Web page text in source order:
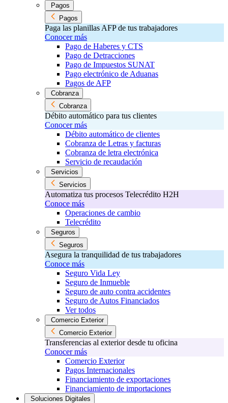
Pagos
Pagos
Paga las planillas AFP de tus trabajadores
Conocer más
Pago de Haberes y CTS
Pago de Detracciones
Pago de Impuestos SUNAT
Pago electrónico de Aduanas
Pagos de AFP
Cobranza
Cobranza
Débito automático para tus clientes
Conocer más
Débito automático de clientes
Cobranza de Letras y facturas
Cobranza de letra electrónica
Servicio de recaudación
Servicios
Servicios
Automatiza tus procesos Telecrédito H2H
Conoce más
Operaciones de cambio
Telecrédito
Seguros
Seguros
Asegura la tranquilidad de tus trabajadores
Conoce más
Seguro Vida Ley
Seguro de Inmueble
Seguro de auto contra accidentes
Seguro de Autos Financiados
Ver todos
Comercio Exterior
Comercio Exterior
Transferencias al exterior desde tu oficina
Conocer más
Comercio Exterior
Pagos Internacionales
Financiamiento de exportaciones
Financiamiento de importaciones
Soluciones Digitales